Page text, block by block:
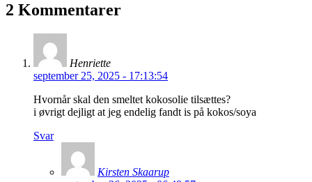
2 Kommentarer
Henriette
september 25, 2025 - 17:13:54
Hvornår skal den smeltet kokosolie tilsættes?
i øvrigt dejligt at jeg endelig fandt is på kokos/soya
Svar
Kirsten Skaarup